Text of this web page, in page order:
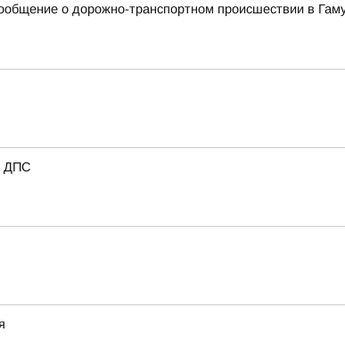
о дорожно-транспортном происшествии в
ДПС